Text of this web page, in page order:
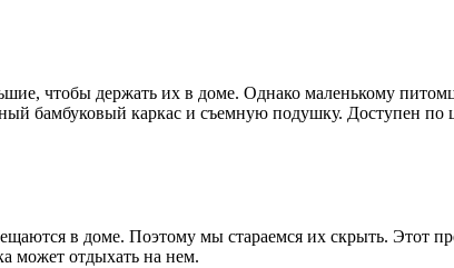
чтобы держать их в доме. Однако маленькому
бамбуковый каркас и съемную подушку. Доступен по
в доме. Поэтому мы стараемся их скрыть. Этот
может отдыхать на нем.